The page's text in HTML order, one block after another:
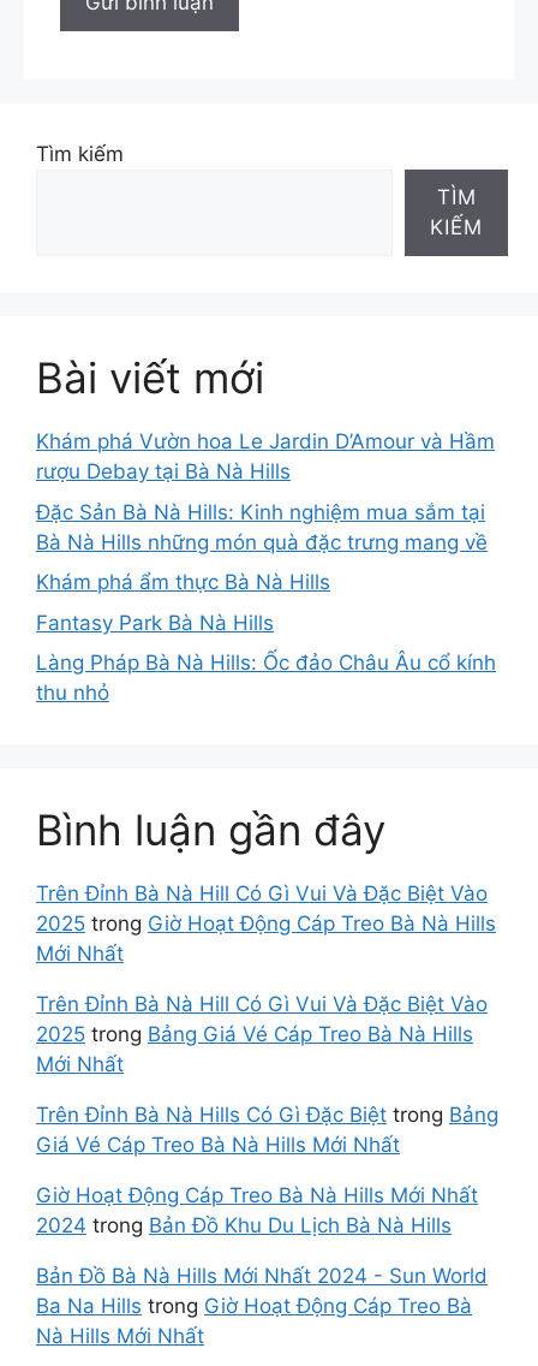
Tìm kiếm
TÌM
KIẾM
Bài viết mới
Khám phá Vườn hoa Le Jardin D’Amour và Hầm
rượu Debay tại Bà Nà Hills
Đặc Sản Bà Nà Hills: Kinh nghiệm mua sắm tại
Bà Nà Hills những món quà đặc trưng mang về
Khám phá ẩm thực Bà Nà Hills
Fantasy Park Bà Nà Hills
Làng Pháp Bà Nà Hills: Ốc đảo Châu Âu cổ kính
thu nhỏ
Bình luận gần đây
Trên Đỉnh Bà Nà Hill Có Gì Vui Và Đặc Biệt Vào
2025 trong Giờ Hoạt Động Cáp Treo Bà Nà Hills
Mới Nhất
Trên Đỉnh Bà Nà Hill Có Gì Vui Và Đặc Biệt Vào
2025 trong Bảng Giá Vé Cáp Treo Bà Nà Hills
Mới Nhất
Trên Đỉnh Bà Nà Hills Có Gì Đặc Biệt trong Bảng
Giá Vé Cáp Treo Bà Nà Hills Mới Nhất
Giờ Hoạt Động Cáp Treo Bà Nà Hills Mới Nhất
2024 trong Bản Đồ Khu Du Lịch Bà Nà Hills
Bản Đồ Bà Nà Hills Mới Nhất 2024 - Sun World
Ba Na Hills trong Giờ Hoạt Động Cáp Treo Bà
Nà Hills Mới Nhất